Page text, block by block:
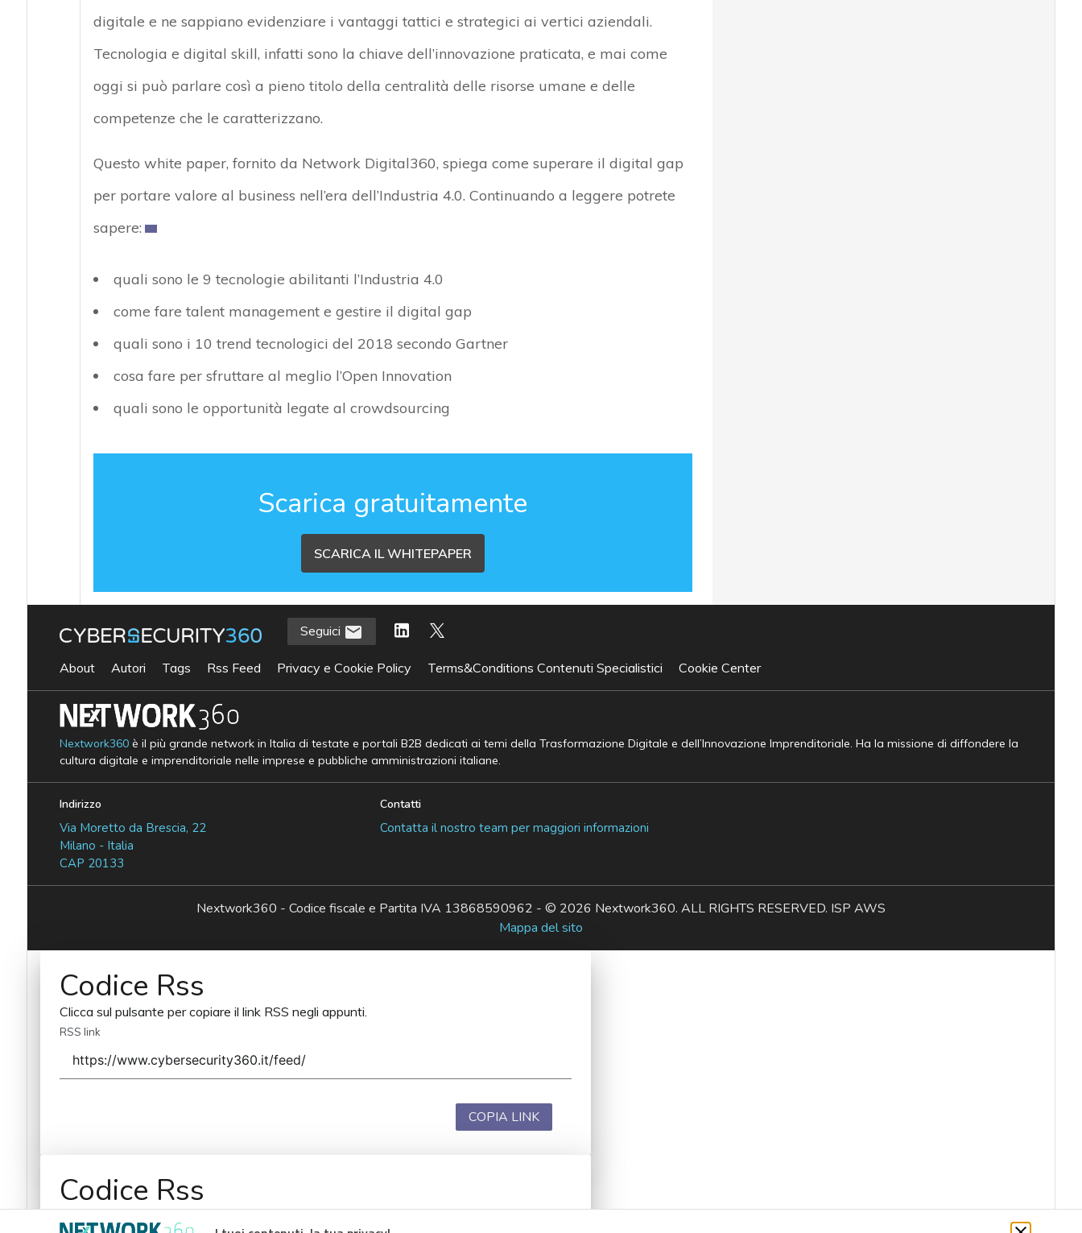
digitale e ne sappiano evidenziare i vantaggi tattici e strategici ai vertici aziendali.
Tecnologia e digital skill, infatti sono la chiave dell’innovazione praticata, e mai come
oggi si può parlare così a pieno titolo della centralità delle risorse umane e delle
competenze che le caratterizzano.
Questo white paper, fornito da Network Digital360, spiega come superare il digital gap
per portare valore al business nell’era dell’Industria 4.0. Continuando a leggere potrete
sapere:
quali sono le 9 tecnologie abilitanti l’Industria 4.0
come fare talent management e gestire il digital gap
quali sono i 10 trend tecnologici del 2018 secondo Gartner
cosa fare per sfruttare al meglio l’Open Innovation
quali sono le opportunità legate al crowdsourcing
Scarica gratuitamente
SCARICA IL WHITEPAPER
Seguici
About Autori Tags Rss Feed Privacy e Cookie Policy Terms&Conditions Contenuti Specialistici Cookie Center
Nextwork360è il più grande network in Italia di testate e portali B2B dedicati ai temi della Trasformazione Digitale e dell’Innovazione Imprenditoriale. Ha la missione di diffondere la
cultura digitale e imprenditoriale nelle imprese e pubbliche amministrazioni italiane.
Indirizzo
Via Moretto da Brescia, 22
Milano - Italia
CAP 20133
Contatti
Contatta il nostro team per maggiori informazioni
Nextwork360 - Codice fiscale e Partita IVA 13868590962 - © 2026 Nextwork360. ALL RIGHTS RESERVED. ISP AWS
Mappa del sito
Codice Rss
Clicca sul pulsante per copiare il link RSS negli appunti.
RSS link
COPIA LINK
Codice Rss